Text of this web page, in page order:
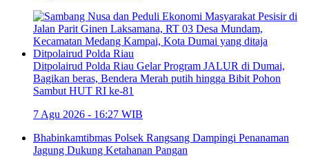
Ditpolairud Polda Riau Gelar Program JALUR di Dumai,
Bagikan beras, Bendera Merah putih hingga Bibit Pohon
Sambut HUT RI ke-81
7 Agu 2026 - 16:27 WIB
Bhabinkamtibmas Polsek Rangsang Dampingi Penanaman
Jagung Dukung Ketahanan Pangan